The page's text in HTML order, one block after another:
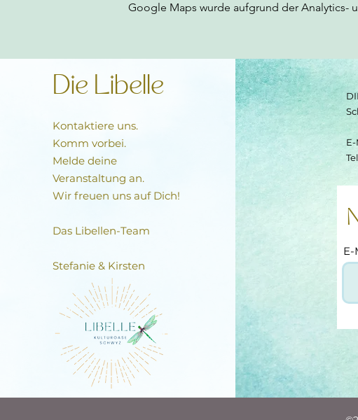
Google Maps wurde aufgrund der Analytics-
Die Libelle
Kontaktiere uns.
Komm vorbei.
Melde deine
Veranstaltung an.
Wir freuen uns auf Dich!
Das Libellen-Team​
Stefanie & Kirsten
E-